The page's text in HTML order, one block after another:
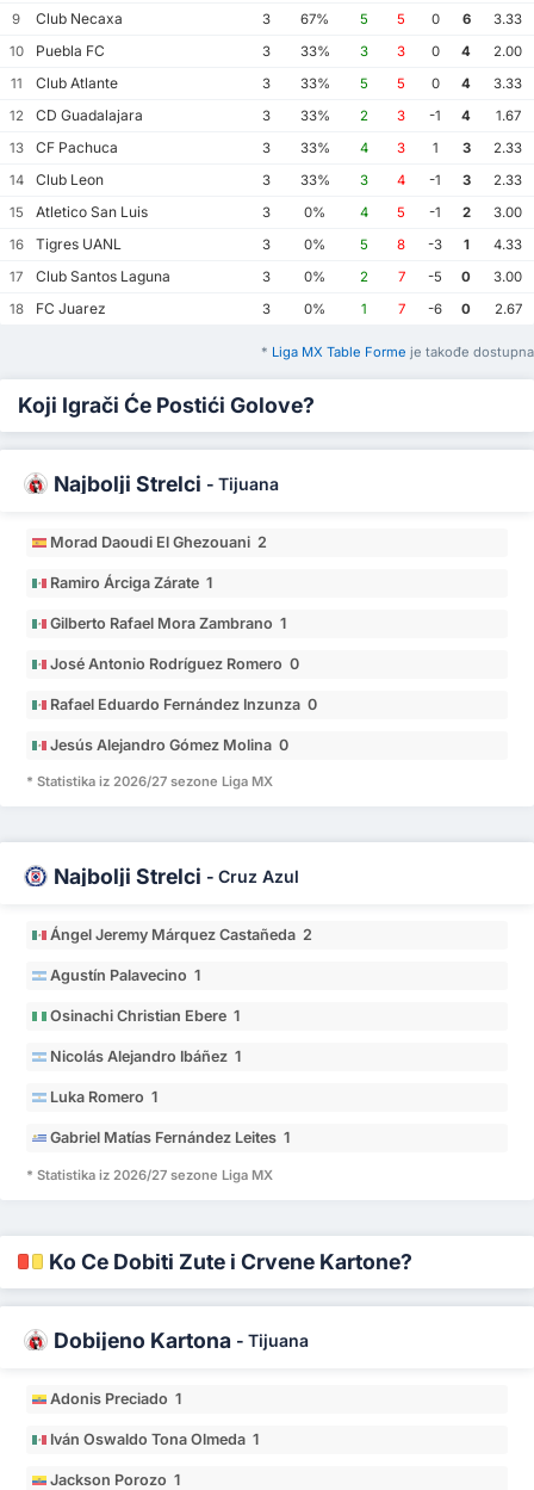
9
Club Necaxa 3 67% 5 5 0 6
3.33
10
Puebla FC 3 33% 3 3 0 4
2.00
11
Club Atlante 3 33% 5 5 0 4
3.33
12
CD Guadalajara 3 33% 2 3 -1 4
1.67
13
CF Pachuca 3 33% 4 3 1 3
2.33
14
Club Leon 3 33% 3 4 -1 3
2.33
15
Atletico San Luis 3 0% 4 5 -1 2
3.00
16
Tigres UANL 3 0% 5 8 -3 1
4.33
17
Club Santos Laguna 3 0% 2 7 -5 0
3.00
18
FC Juarez 3 0% 1 7 -6 0 2.67
* Liga MX Table Forme je takođe dostupna
Koji Igrači Će Postići Golove?
Najbolji Strelci - Tijuana
Morad Daoudi El Ghezouani 2
Ramiro Árciga Zárate 1
Gilberto Rafael Mora Zambrano 1
José Antonio Rodríguez Romero 0
Rafael Eduardo Fernández Inzunza 0
Jesús Alejandro Gómez Molina 0
* Statistika iz 2026/27 sezone Liga MX
Najbolji Strelci - Cruz Azul
Ángel Jeremy Márquez Castañeda 2
Agustín Palavecino 1
Osinachi Christian Ebere 1
Nicolás Alejandro Ibáñez 1
Luka Romero 1
Gabriel Matías Fernández Leites 1
* Statistika iz 2026/27 sezone Liga MX
Ko Će Dobiti Žute i Crvene Kartone?
Dobijeno Kartona - Tijuana
Adonis Preciado 1
Iván Oswaldo Tona Olmeda 1
Jackson Porozo 1